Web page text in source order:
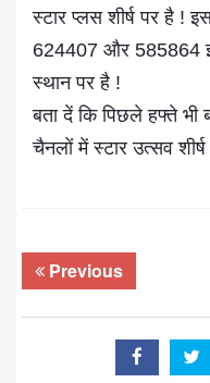
स्टार प्लस शीर्ष पर है !
624407 और 585864
स्थान पर है !
बता दें कि पिछले हफ्ते भी
चैनलों में स्टार उत्सव
Previous